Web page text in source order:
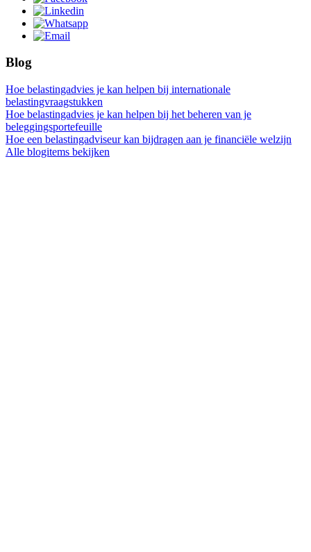
Blog
Hoe belastingadvies je kan helpen bij internationale
belastingvraagstukken
Hoe belastingadvies je kan helpen bij het beheren van je
beleggingsportefeuille
Hoe een belastingadviseur kan bijdragen aan je financiële welzijn
Alle blogitems bekijken